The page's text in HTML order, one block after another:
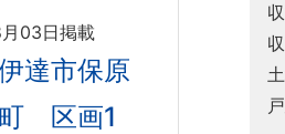
03日掲載
達市保原
区画1